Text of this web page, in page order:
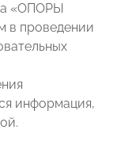
«ОПОРЫ
в проведении
информация,